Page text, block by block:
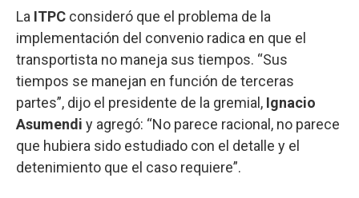
La ITPC consideró que el problema de la
implementación del convenio radica en que el
transportista no maneja sus tiempos. “Sus
tiempos se manejan en función de terceras
partes”, dijo el presidente de la gremial, Ignacio
Asumendi y agregó: “No parece racional, no parece
que hubiera sido estudiado con el detalle y el
detenimiento que el caso requiere”.